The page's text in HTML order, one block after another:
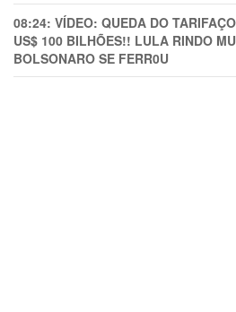
08:24: VÍDEO: QUEDA DO
US$ 100 BILHÕES!! LULA RINDO
BOLSONARO SE FERR0U